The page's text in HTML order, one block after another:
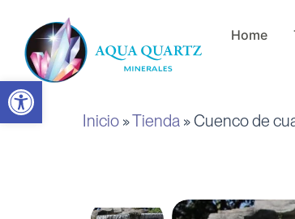
Abrir barra de
contenido
Home
Inicio »Tienda »Cuenco de